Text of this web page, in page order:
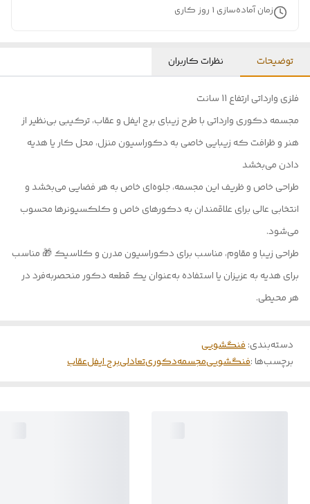
زمان آماده‌سازی 1 روز کاری
توضیحات نظرات کاربران
فلزی وارداتی ارتفاع 11 سانت
مجسمه دکوری وارداتی با طرح زیبای برج ایفل و عقاب، ترکیبی بی‌نظیر از
هنر و ظرافت که زیبایی خاصی به دکوراسیون منزل، محل کار یا هدیه
دادن می‌بخشد
طراحی خاص و ظریف این مجسمه، جلوه‌ای خاص به هر فضایی می‌بخشد و
انتخابی عالی برای علاقمندان به دکورهای خاص و کلکسیونرها محسوب
می‌شود.
طراحی زیبا و مقاوم، مناسب برای دکوراسیون مدرن و کلاسیک 🎁 مناسب
برای هدیه به عزیزان یا استفاده به‌عنوان یک قطعه دکور منحصر‌به‌فرد در
هر محیطی.
دسته‌بندی:فنگشویی
برچسب‌ها :فنگشوییمجسمهدکوریتعادلیبرج ایفلعقاب